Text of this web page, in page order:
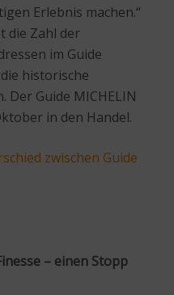
Erlebnis machen.“
die Zahl der
im Guide
historische
Der Guide MICHELIN
in den Handel.
zwischen Guide
– einen Stopp